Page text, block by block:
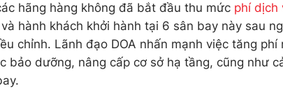
hãng hàng không đã bắt đầu thu mức phí dịch
hành khách khởi hành tại 6 sân bay này sau
chỉnh. Lãnh đạo DOA nhấn mạnh việc tăng phí
bảo dưỡng, nâng cấp cơ sở hạ tầng, cũng như